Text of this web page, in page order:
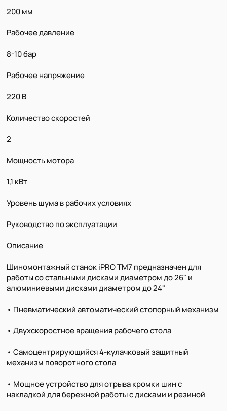
200 мм
Рабочее давление
8-10 бар
Рабочее напряжение
220 В
Количество скоростей
2
Мощность мотора
1,1 кВт
Уровень шума в рабочих условиях
Руководство по эксплуатации
Описание
Шиномонтажный станок iPRO TM7 предназначен для
работы со стальными дисками диаметром до 26" и
алюминиевыми дисками диаметром до 24"
• Пневматический автоматический стопорный механизм
• Двухскоростное вращения рабочего стола
• Самоцентрирующийся 4-кулачковый защитный
механизм поворотного стола
• Мощное устройство для отрыва кромки шин с
накладкой для бережной работы с дисками и резиной